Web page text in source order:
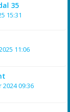
35
15:31
11:06
2024 09:36